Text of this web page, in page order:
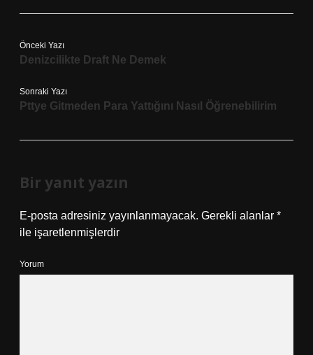
Önceki Yazı
Denizcilikte Draft Ne Demek
Sonraki Yazı
Pttye Gitmeden Para Yattığını Nasıl Öğrenebilirim
Bir yanıt yazın
E-posta adresiniz yayınlanmayacak. Gerekli alanlar *
ile işaretlenmişlerdir
Yorum